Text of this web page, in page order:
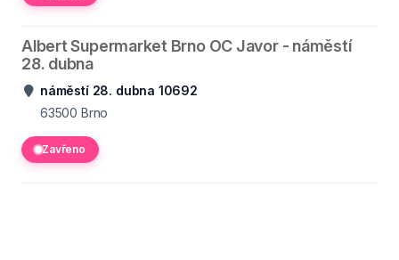
Albert Supermarket Brno OC Javor - náměstí
28. dubna
náměstí 28. dubna 10692
63500 Brno
Zavřeno